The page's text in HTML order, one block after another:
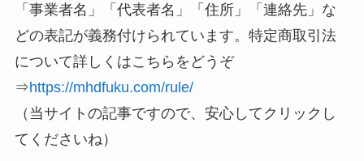
「事業者名」「代表者名」「住所」「連絡先」な
どの表記が義務付けられています。特定商取引法
について詳しくはこちらをどうぞ
⇒https://mhdfuku.com/rule/
（当サイトの記事ですので、安心してクリックし
てくださいね）